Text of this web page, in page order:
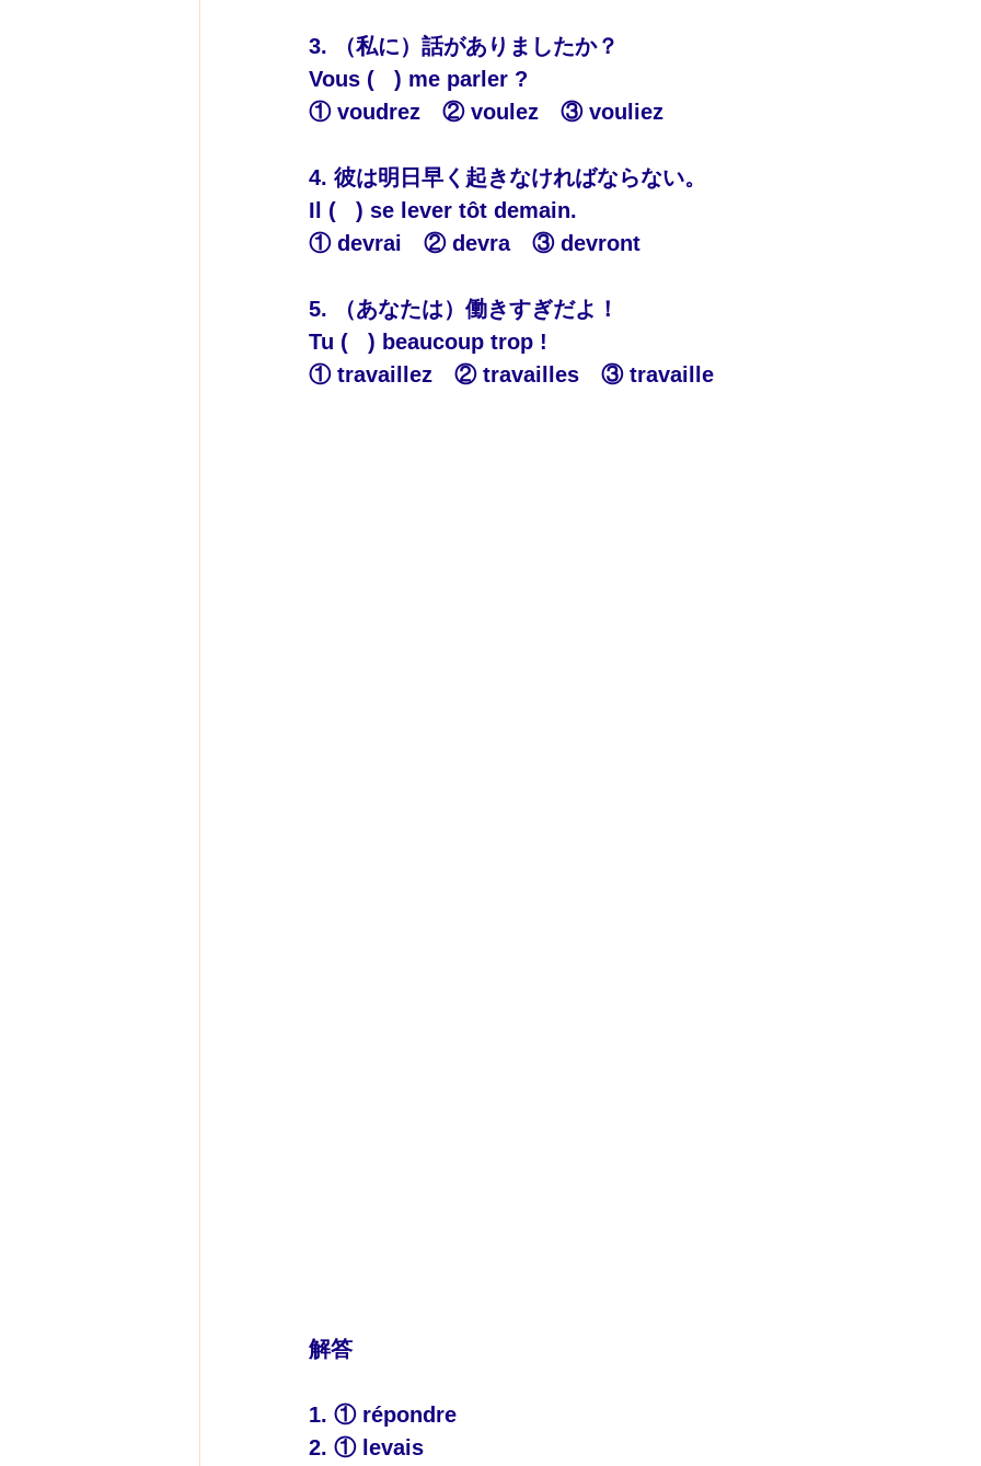
3. （私に）話がありましたか？
Vous (   ) me parler ?
① voudrez　② voulez　③ vouliez
4. 彼は明日早く起きなければならない。
Il (   ) se lever tôt demain.
① devrai　② devra　③ devront
5. （あなたは）働きすぎだよ！
Tu (   ) beaucoup trop !
① travaillez　② travailles　③ travaille
解答
1. ① répondre
2. ① levais